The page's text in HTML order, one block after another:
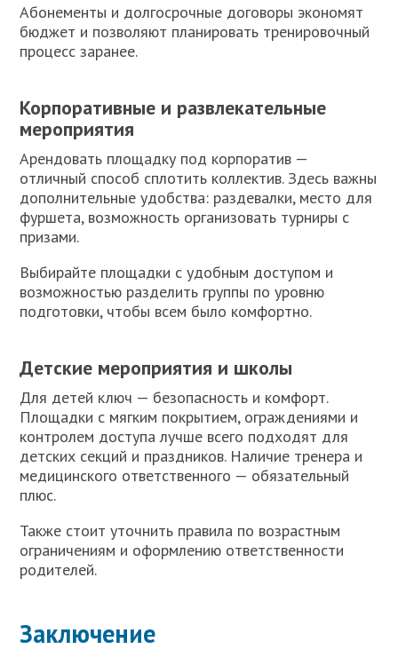
Абонементы и долгосрочные договоры экономят
бюджет и позволяют планировать тренировочный
процесс заранее.
Корпоративные и развлекательные
мероприятия
Арендовать площадку под корпоратив —
отличный способ сплотить коллектив. Здесь важны
дополнительные удобства: раздевалки, место для
фуршета, возможность организовать турниры с
призами.
Выбирайте площадки с удобным доступом и
возможностью разделить группы по уровню
подготовки, чтобы всем было комфортно.
Детские мероприятия и школы
Для детей ключ — безопасность и комфорт.
Площадки с мягким покрытием, ограждениями и
контролем доступа лучше всего подходят для
детских секций и праздников. Наличие тренера и
медицинского ответственного — обязательный
плюс.
Также стоит уточнить правила по возрастным
ограничениям и оформлению ответственности
родителей.
Заключение